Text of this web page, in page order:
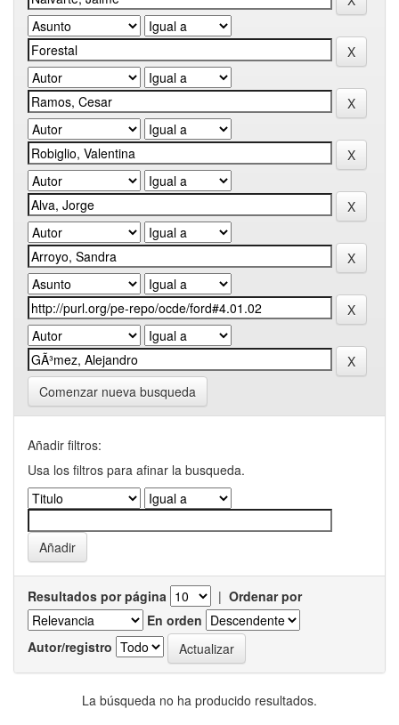
Comenzar nueva busqueda
Añadir filtros:
Usa los filtros para afinar la busqueda.
Resultados por página | Ordenar por
En orden
Autor/registro
La búsqueda no ha producido resultados.